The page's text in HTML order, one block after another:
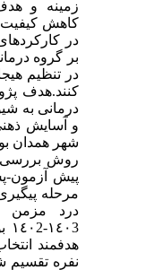
زمینه و
کاهش کیفیت
در
بر گروه
در تنظیم
کنند.هدف
درمانی به
و آسایش ذهنی
شهر همدان بود.
روش بررسی:
پیش آزمون-
مرحله پیگیری
درد مزمن